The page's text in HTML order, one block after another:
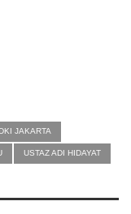
DKI JAKARTA
USTAZ ADI HIDAYAT